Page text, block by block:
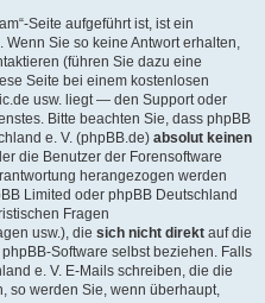
Seite aufgeführt ist, ist ein
Sie so keine Antwort erhalten,
(führen Sie dazu eine
Seite bei einem kostenlosen
usw. liegt — den Support oder
Bitte beachten Sie, dass phpBB
e. V. (phpBB.de) absolut keinen
die Benutzer der Forensoftware
herangezogen werden
Limited oder phpBB Deutschland
Fragen
usw.), die sich nicht direkt auf die
Software selbst beziehen. Falls
e. V. E-Mails schreiben, die die
so werden Sie, wenn überhaupt,